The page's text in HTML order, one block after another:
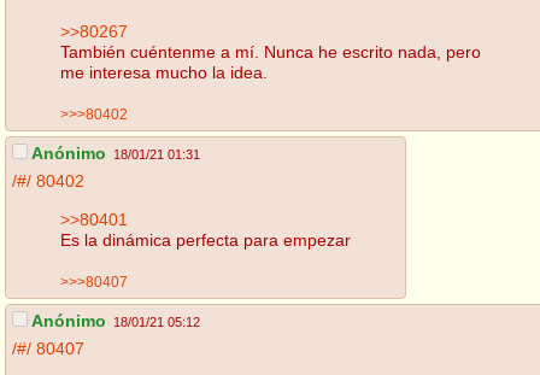
>>80267
También cuéntenme a mí. Nunca he escrito nada, pero
me interesa mucho la idea.
>>>80402
Anónimo 18/01/21 01:31
/#/ 80402
>>80401
Es la dinámica perfecta para empezar
>>>80407
Anónimo 18/01/21 05:12
/#/ 80407